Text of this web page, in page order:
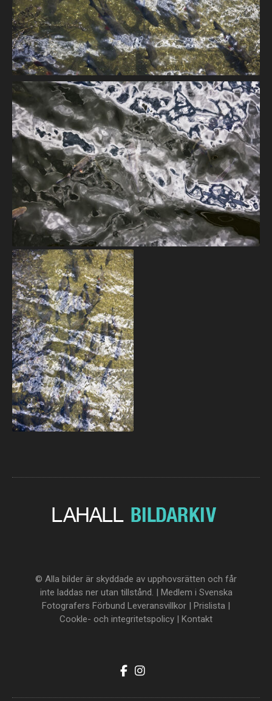
© Alla bilder är skyddade av upphovsrätten och får
inte laddas ner utan tillstånd. | Medlem i Svenska
Fotografers Förbund Leveransvillkor | Prislista |
Cookle- och integritetspolicy | Kontakt